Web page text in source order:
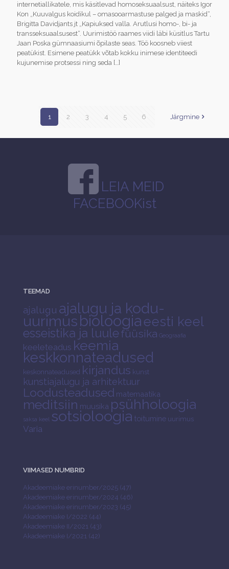
internetiallikatele, mis käsitlevad homoseksuaalsust, näiteks Igor
Kon „Kuuvalgus koidikul – omasooarmastuse palged ja maskid“,
Brigitta Davidjants jt „Kapiuksed valla. Arutlusi homo-, bi- ja
transseksuaalsusest“. Uurimistöö raames viidi läbi küsitlus Tartu
Jaan Poska gümnaasiumi õpilaste seas. Töö koosneb viiest
peatükist. Esimene peatükk võtab kokku inimese identiteedi
kujunemise protsessi ning seda […]
1 2 3 4 5 6 Järgmine
LEIA MEID
FACEBOOKist
TEEMAD
ajalugu ajalugu ja kodu-
uurimusbioloogia eesti keel
esseistika ja luulefüüsika Geograafia
keeleteadus keemia
keskkonnateadused
keskonnateadused kirjandus kunst
kunstiajalugu ja arhitektuur
Loodusteadused matemaatika
meditsiin muusika psühholoogia
saksa keel sotsioloogia toitumine uurimus
Varia
VIIMASED NUMBRID
Akadeemiake erinumber/2025 (47)
Akadeemiake erinumber/2024 (46)
Akadeemiake erinumber/2023 (45)
Akadeemiake I/2022 (44)
Akadeemiake II/2021 (43)
Akadeemiake I/2021 (42)